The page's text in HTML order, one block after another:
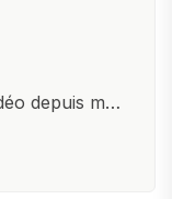
depuis mon